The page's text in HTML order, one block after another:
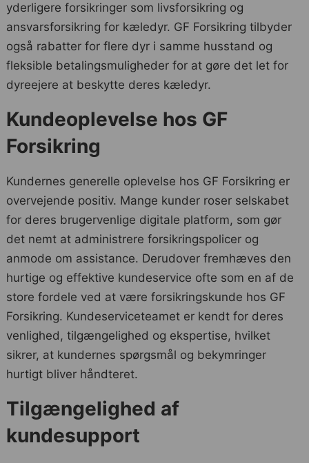
yderligere forsikringer som livsforsikring og
ansvarsforsikring for kæledyr. GF Forsikring tilbyder
også rabatter for flere dyr i samme husstand og
fleksible betalingsmuligheder for at gøre det let for
dyreejere at beskytte deres kæledyr.
Kundeoplevelse hos GF
Forsikring
Kundernes generelle oplevelse hos GF Forsikring er
overvejende positiv. Mange kunder roser selskabet
for deres brugervenlige digitale platform, som gør
det nemt at administrere forsikringspolicer og
anmode om assistance. Derudover fremhæves den
hurtige og effektive kundeservice ofte som en af de
store fordele ved at være forsikringskunde hos GF
Forsikring. Kundeserviceteamet er kendt for deres
venlighed, tilgængelighed og ekspertise, hvilket
sikrer, at kundernes spørgsmål og bekymringer
hurtigt bliver håndteret.
Tilgængelighed af
kundesupport